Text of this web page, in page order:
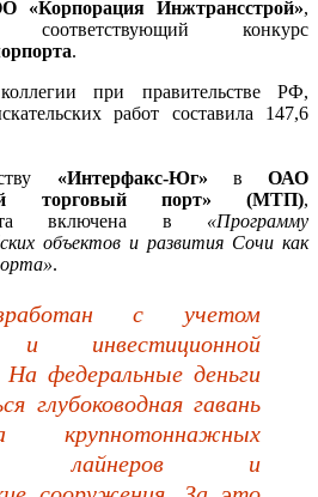
«Корпорация Инжтрансстрой»,
конкурс
.
при правительстве РФ,
работ составила 147,6
«Интерфакс-Юг» вОАО
торговый порт» (МТП),
включена в «Программу
объектов и развития Сочи как
.
с учетом
и инвестиционной
федеральные деньги
глубоководная гавань
лайнеров и